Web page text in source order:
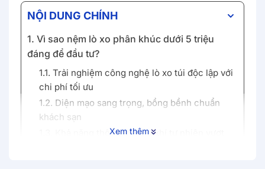
NỘI DUNG CHÍNH
1. Vì sao nệm lò xo phân khúc dưới 5 triệu
đáng để đầu tư?
1.1. Trải nghiệm công nghệ lò xo túi độc lập với
chi phí tối ưu
1.2. Diện mạo sang trọng, bồng bềnh chuẩn
khách sạn
1.3. Khả năng thông thoáng khí tự nhiên vượt
Xem thêm